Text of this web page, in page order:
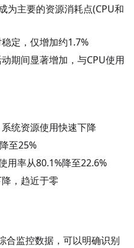
为主要的资源消耗点(CPU和
定，仅增加约1.7%
期间显著增加，与CPU使用
统资源使用快速下降
至25%
用率从80.1%降至22.6%
，趋近于零
合监控数据，可以明确识别